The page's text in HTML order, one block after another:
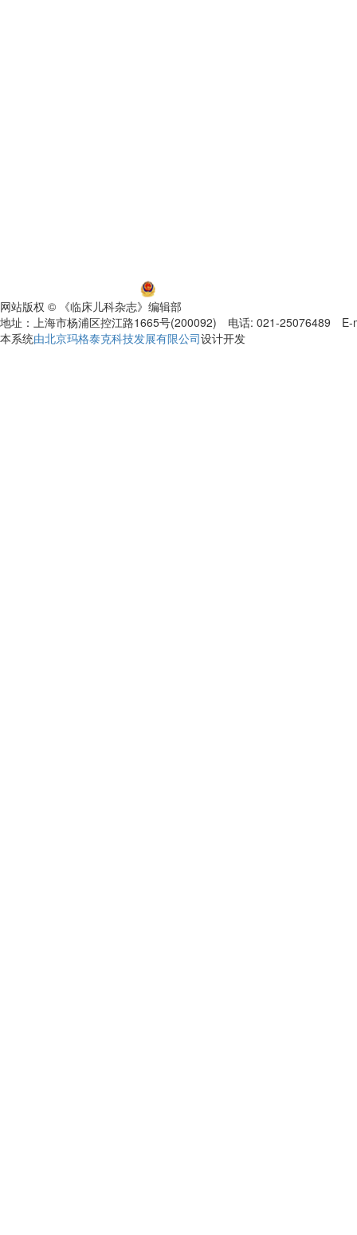
网站版权 © 《临床儿科杂志》编辑部
地址：上海市杨浦区控江路1665号(200092) 电话: 021-25076489 E-
本系统由北京玛格泰克科技发展有限公司设计开发